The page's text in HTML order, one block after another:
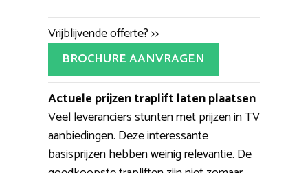
Vrijblijvende offerte? >>
BROCHURE AANVRAGEN
Actuele prijzen traplift laten plaatsen
Veel leveranciers stunten met prijzen in TV
aanbiedingen. Deze interessante
basisprijzen hebben weinig relevantie. De